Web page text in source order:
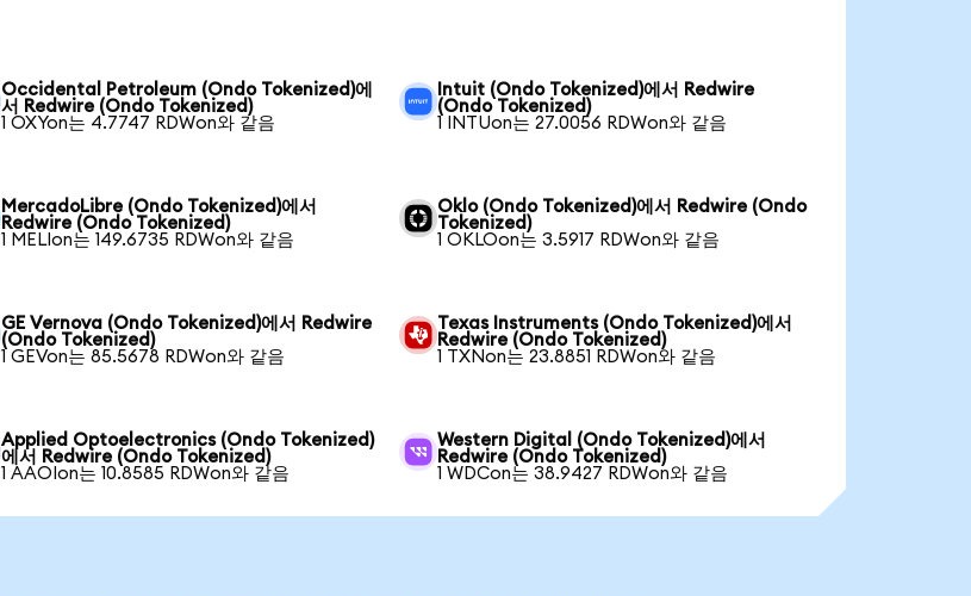
Occidental Petroleum (Ondo Tokenized)에
서 Redwire (Ondo Tokenized)
1 OXYon는 4.7747 RDWon와 같음
Intuit (Ondo Tokenized)에서 Redwire
(Ondo Tokenized)
1 INTUon는 27.0056 RDWon와 같음
MercadoLibre (Ondo Tokenized)에서
Redwire (Ondo Tokenized)
1 MELIon는 149.6735 RDWon와 같음
Oklo (Ondo Tokenized)에서 Redwire (Ondo
Tokenized)
1 OKLOon는 3.5917 RDWon와 같음
GE Vernova (Ondo Tokenized)에서 Redwire
(Ondo Tokenized)
1 GEVon는 85.5678 RDWon와 같음
Texas Instruments (Ondo Tokenized)에서
Redwire (Ondo Tokenized)
1 TXNon는 23.8851 RDWon와 같음
Applied Optoelectronics (Ondo Tokenized)
에서 Redwire (Ondo Tokenized)
1 AAOIon는 10.8585 RDWon와 같음
Western Digital (Ondo Tokenized)에서
Redwire (Ondo Tokenized)
1 WDCon는 38.9427 RDWon와 같음